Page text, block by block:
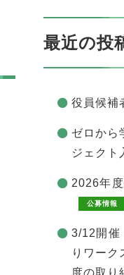
最近の投
役員候補
ゼロから
ジェクト
2026年
公募情報
3/12開催
りワー